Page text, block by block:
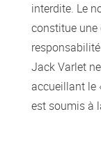
interdite. Le
constitue une
Jack Varlet
accueillant le
est soumis à